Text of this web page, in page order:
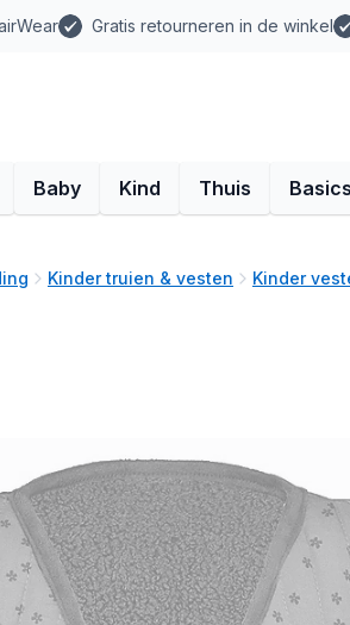
Gratis retourneren in de winkel
Baby Kind Thuis Basics
Kinder truien & vesten Kinder